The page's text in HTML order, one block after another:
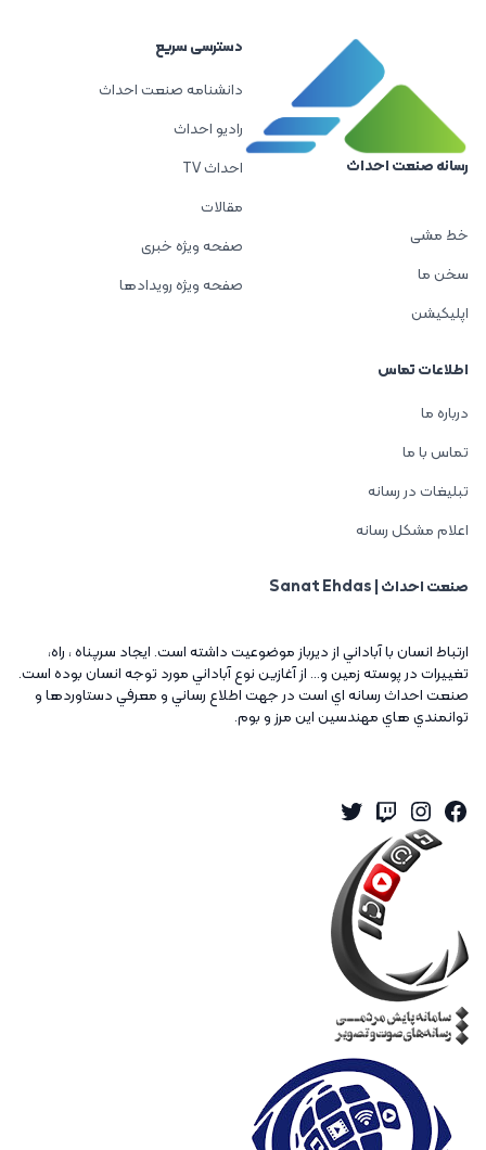
رسانه صنعت احداث
خط مشی
سخن ما
اپلیکیشن
دسترسی سریع
دانشنامه صنعت احداث
رادیو احداث
احداث TV
مقالات
صفحه ویژه خبری
صفحه ویژه رویدادها
اطلاعات تماس
درباره ما
تماس با ما
تبلیغات در رسانه
اعلام مشکل رسانه
صنعت احداث | Sanat Ehdas
ارتباط انسان با آباداني از ديرباز موضوعيت داشته است. ايجاد سرپناه ، راه،
تغييرات در پوسته زمين و... از آغازين نوع آباداني مورد توجه انسان بوده است.
صنعت احداث رسانه اي است در جهت اطلاع رساني و معرفي دستاوردها و
توانمندي هاي مهندسين اين مرز و بوم.
Facebook
Instagram
Twitch
Twitter